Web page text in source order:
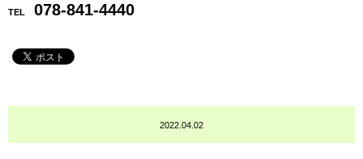
TEL 078-841-4440
2022.04.02